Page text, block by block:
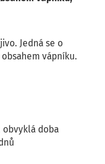
Jedná se o
vápníku.
obvyklá doba